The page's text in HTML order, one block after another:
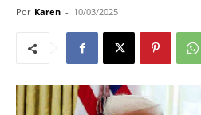
Por Karen - 10/03/2025